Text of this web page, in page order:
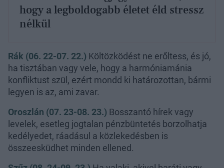
hogy a legboldogabb életet éld stressz
nélkül
Rák (06. 22-07. 22.) Költözködést ne erőltess, és jó,
ha tisztában vagy vele, hogy a harmóniamánia
konfliktust szül, ezért mondd ki határozottan, bármi
legyen is az, ami zavar.
Oroszlán (07. 23-08. 23.) Bosszantó hírek vagy
levelek, esetleg jogtalan pénzbüntetés borzolhatja
kedélyedet, ráadásul a közlekedésben is
összeesküdhet minden ellened.